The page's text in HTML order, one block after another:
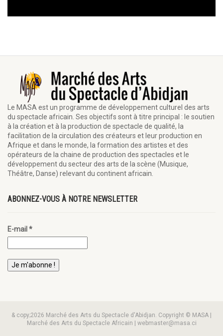
Le MASA est un programme de développement culturel des arts
du spectacle africain. Ses objectifs sont à titre principal : le soutien
à la création et à la production de spectacle de qualité, la
facilitation de la circulation des créateurs et leur production en
Afrique et dans le monde, la formation des artistes et des
opérateurs de la chaine de production des spectacles et le
développement du secteur des arts de la scène (Musique,
Théâtre, Danse) relevant du continent africain.
ABONNEZ-VOUS À NOTRE NEWSLETTER
E-mail*
& copy;2026 Marché des Arts du Spectacle d'Abidjan. Copyright © MASA |
Marché des Arts du Spectacle Africain | webmaster@masa.ci